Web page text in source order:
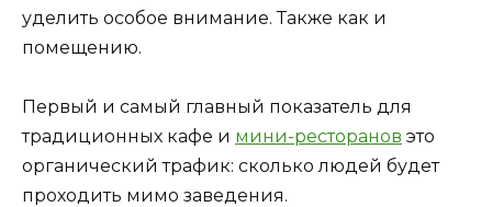
уделить особое внимание. Также как и
помещению.
Первый и самый главный показатель для
традиционных кафе и мини-ресторанов это
органический трафик: сколько людей будет
проходить мимо заведения.